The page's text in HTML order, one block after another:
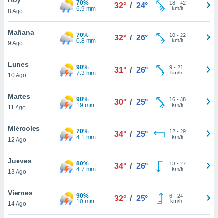
en
más
nuestra
de
cookies
aceptar
8 Ago
70%
6.9 mm
32° / 24° 18- 42
km/h
Mañana
9 Ago
70%
0.8 mm
32° / 26° 10- 22
km/h
Lunes
10 Ago
90%
7.3 mm
31° / 26° 9- 21
km/h
Martes
11 Ago
90%
19 mm
30° / 25° 16- 38
km/h
Miércoles
12 Ago
70%
4.1 mm
34° / 25° 12- 29
km/h
Jueves
13 Ago
80%
4.7 mm
34° / 26° 13- 27
km/h
Viernes
14 Ago
90%
10 mm
32° / 25° 6- 24
km/h